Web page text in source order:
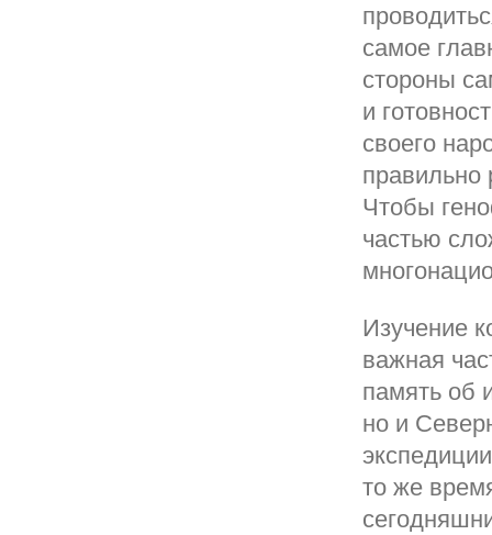
самое
стороны
и
своего
правильно
Чтобы
частью
Изучение
важная
память об
но и
то же